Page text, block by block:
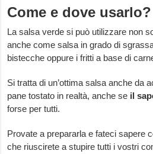
Come e dove usarlo?
La salsa verde si può utilizzare non
anche come salsa in grado di
bistecche oppure i fritti a base di
Si tratta di un’ottima salsa anche da
pane tostato in realtà, anche se il
forse per tutti.
Provate a prepararla e fateci sapere
che riuscirete a stupire tutti i vostri